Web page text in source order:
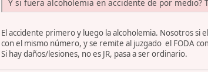
Y si fuera alcoholemia en accidente de por
El accidente primero y luego la alcoholemia. Nosotros si
con el mismo número, y se remite al juzgado el FODA
Si hay daños/lesiones, no es JR, pasa a ser ordinario.